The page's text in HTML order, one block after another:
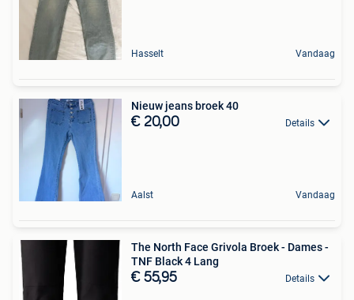
Hasselt Vandaag
Nieuw jeans broek 40
€ 20,00 Details
Aalst Vandaag
The North Face Grivola Broek - Dames -
TNF Black 4 Lang
€ 55,95 Details